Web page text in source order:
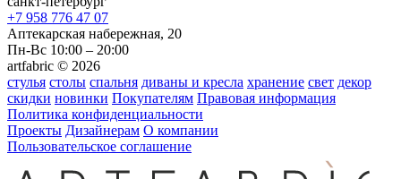
+7 958 776 47 07
Аптекарская набережная, 20
Пн-Вс 10:00 – 20:00
artfabric © 2026
стулья столы спальня диваны и кресла хранение свет декор
скидки новинки Покупателям Правовая информация
Политика конфиденциальности
Проекты Дизайнерам О компании
Пользовательское соглашение